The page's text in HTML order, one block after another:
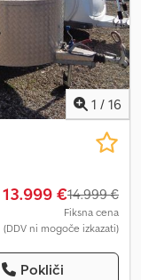
1 / 16
13.999 €14.999 €
Fiksna cena
(DDV ni mogoče izkazati)
Pokliči